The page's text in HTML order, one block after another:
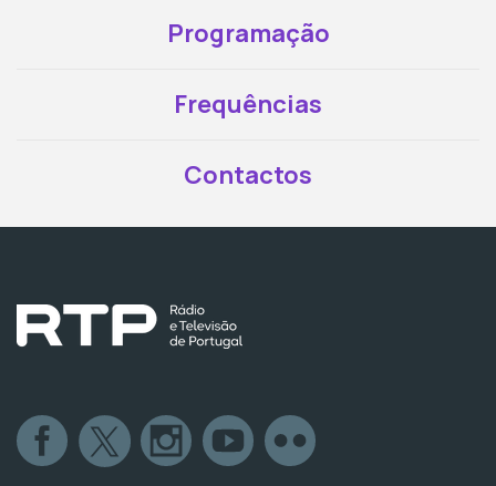
Programação
Frequências
Contactos